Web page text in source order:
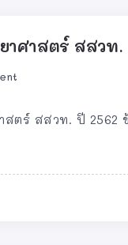
าศาสตร์ สสวท
สตร์ สสวท. ปี 2562